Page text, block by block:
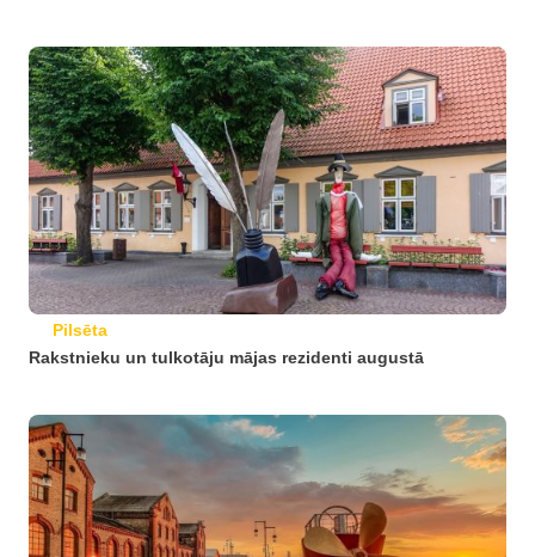
Pilsēta
Rakstnieku un tulkotāju mājas rezidenti augustā